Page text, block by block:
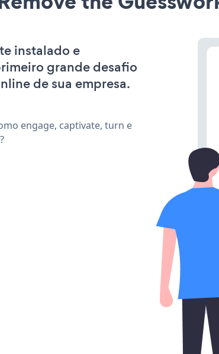
instalado e
grande desafio
de sua empresa.
engage, captivate, turn e